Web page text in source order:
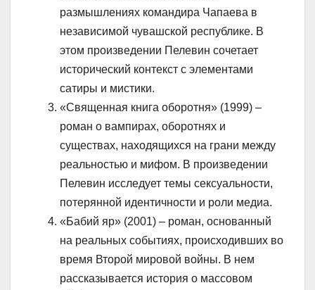
размышлениях командира Чапаева в
независимой чувашской республике. В
этом произведении Пелевин сочетает
исторический контекст с элементами
сатиры и мистики.
«Священная книга оборотня» (1999) –
роман о вампирах, оборотнях и
существах, находящихся на грани между
реальностью и мифом. В произведении
Пелевин исследует темы сексуальности,
потерянной идентичности и роли медиа.
«Бабий яр» (2001) – роман, основанный
на реальных событиях, происходивших во
время Второй мировой войны. В нем
рассказывается история о массовом